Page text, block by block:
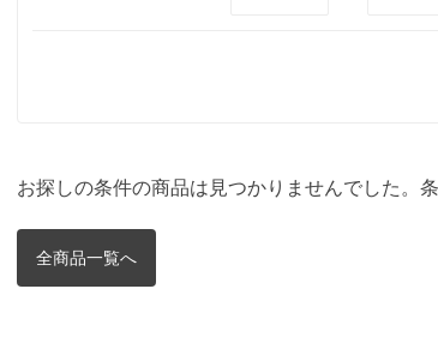
お探しの条件の商品は見つかりませんでした。
全商品一覧へ